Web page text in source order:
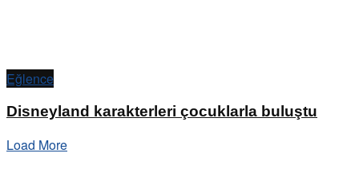
Eğlence
Disneyland karakterleri çocuklarla buluştu
Load More